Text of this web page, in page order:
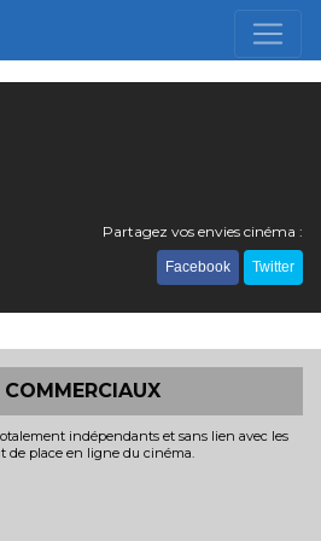
Partagez vos envies cinéma :
Facebook Twitter
COMMERCIAUX
indépendants et sans lien avec les
de place en ligne du cinéma.